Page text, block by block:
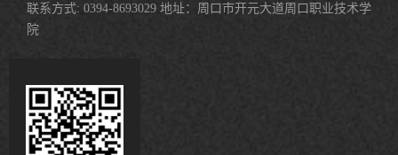
联系方式: 0394-8693029 地址：周口市开元大道周口职业技术学
院